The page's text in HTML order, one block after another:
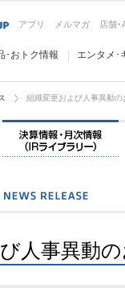
アプリ メルマガ 店舗･
･おトク情報 エンタメ･
組織変更および人事異動の
企業情報
人事異動